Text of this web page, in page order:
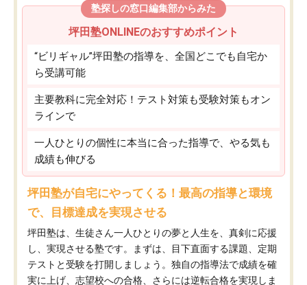
塾探しの窓口編集部からみた
坪田塾ONLINEのおすすめポイント
“ビリギャル”坪田塾の指導を、全国どこでも自宅か
ら受講可能
主要教科に完全対応！テスト対策も受験対策もオン
ラインで
一人ひとりの個性に本当に合った指導で、やる気も
成績も伸びる
坪田塾が自宅にやってくる！最高の指導と環境
で、目標達成を実現させる
坪田塾は、生徒さん一人ひとりの夢と人生を、真剣に応援
し、実現させる塾です。まずは、目下直面する課題、定期
テストと受験を打開しましょう。独自の指導法で成績を確
実に上げ、志望校への合格、さらには逆転合格を実現しま